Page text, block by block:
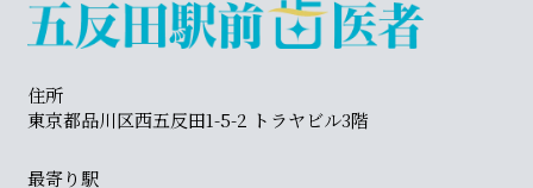
住所
東京都品川区西五反田1-5-2 トラヤビル3階
最寄り駅